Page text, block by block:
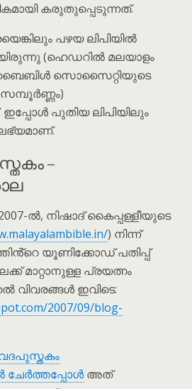
കരുതുപ്പെടുന്നത്.
പഴയ ലിപിയിൽ
(ഹെഡറിൽ മലയാളം
ബൈബിൾ സൊസൈറ്റിയുടെ
പുതിയ ലിപിയിലും
–
ൽ, നിഷാദ് കൈപ്പള്ളീയുടെ
) നിന്ന്
യൂണിക്കോഡ് പതിപ്പ്
മാറ്റാനുള്ള പ്രയത്നം
ഇവിടെ:
2007/09/blog-
ചേർത്തപ്പോൾ അത്